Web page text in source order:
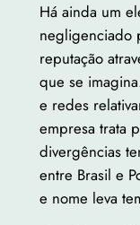
Há ainda um
negligenciado
reputação
que se
e redes
empresa trata
divergências
entre Brasil e
e nome leva